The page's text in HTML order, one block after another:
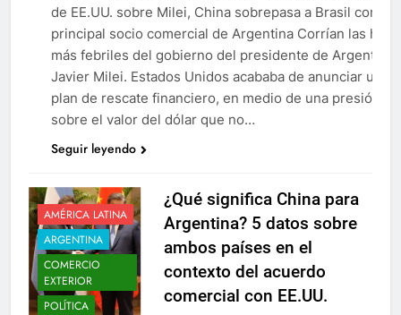
de EE.UU. sobre Milei, China sobrepasa a Brasil como
principal socio comercial de Argentina Corrían las
más febriles del gobierno del presidente de Argentina,
Javier Milei. Estados Unidos acababa de anunciar un
plan de rescate financiero, en medio de una presión
sobre el valor del dólar que no…
Seguir leyendo
AMÉRICA LATINA
ARGENTINA
COMERCIO
EXTERIOR
POLÍTICA
¿Qué significa China para
Argentina? 5 datos sobre
ambos países en el
contexto del acuerdo
comercial con EE.UU.